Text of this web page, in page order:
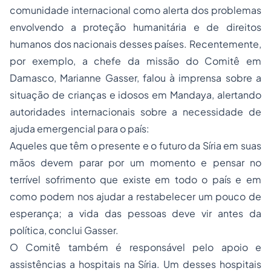
comunidade internacional como alerta dos problemas
envolvendo a proteção humanitária e de direitos
humanos dos nacionais desses países. Recentemente,
por exemplo, a chefe da missão do Comitê em
Damasco, Marianne Gasser, falou à imprensa sobre a
situação de crianças e idosos em Mandaya, alertando
autoridades internacionais sobre a necessidade de
ajuda emergencial para o país:
Aqueles que têm o presente e o futuro da Síria em suas
mãos devem parar por um momento e pensar no
terrível sofrimento que existe em todo o país e em
como podem nos ajudar a restabelecer um pouco de
esperança; a vida das pessoas deve vir antes da
política, conclui Gasser.
O Comitê também é responsável pelo apoio e
assistências a hospitais na Síria. Um desses hospitais